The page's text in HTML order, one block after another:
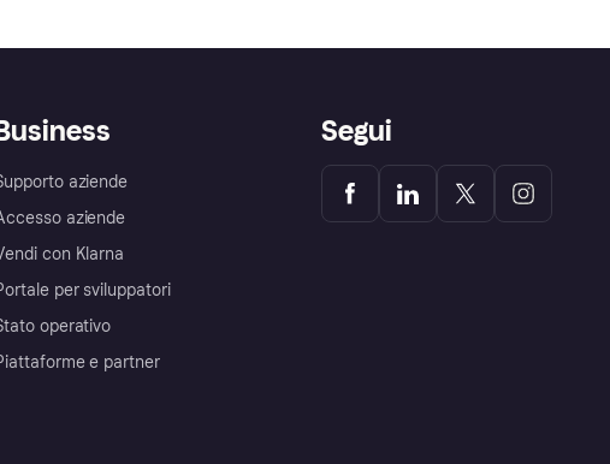
aziende
aziende
con Klarna
per sviluppatori
operativo
e partner
Segui